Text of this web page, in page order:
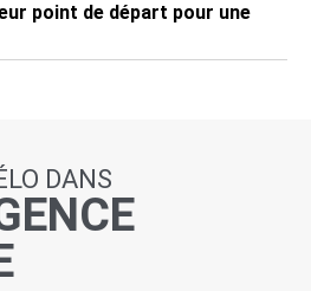
point de départ pour une
DANS